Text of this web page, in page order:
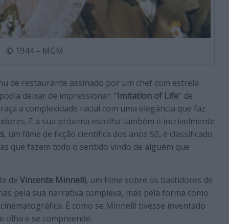
© 1944 – MGM
de restaurante assinado por um chef com estrela
deixar de impressionar. “Imitation of Life” de
a complexidade racial com uma elegância que faz
E a sua próxima escolha também é incrivelmente
, um filme de ficção científica dos anos 50, é classificado
que fazem todo o sentido vindo de alguém que
de Vincente Minnelli, um filme sobre os bastidores de
pela sua narrativa complexa, mas pela forma como
É como se Minnelli tivesse inventado
olha e se compreende.